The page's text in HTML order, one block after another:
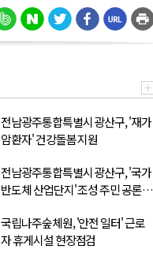
전남광주통합특별시 광산구, '재가
암환자' 건강돌봄 지원
전남광주통합특별시 광산구, '국가
반도체 산업단지' 조성 주민 공론장
국립나주숲체원, '안전 일터' 근로
자 휴게시설 현장점검